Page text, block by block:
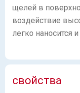
щелей в
воздействие
легко наносится
свойства